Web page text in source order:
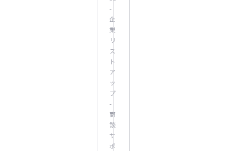
-
企
業
リ
ス
ト
ア
ッ
プ
-
商
談
サ
ポ